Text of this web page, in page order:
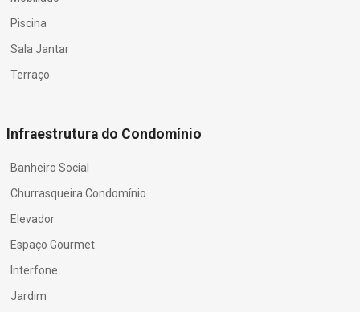
Piscina
Sala Jantar
Terraço
Infraestrutura do Condomínio
Banheiro Social
Churrasqueira Condomínio
Elevador
Espaço Gourmet
Interfone
Jardim